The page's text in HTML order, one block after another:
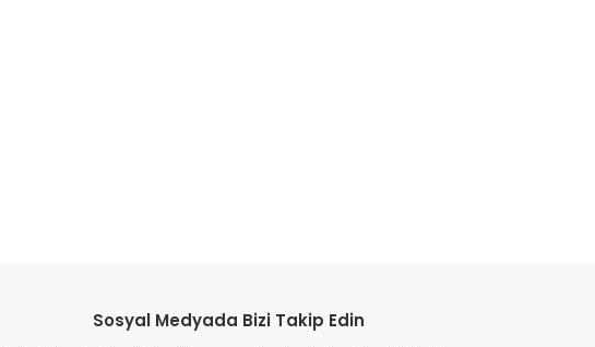
Sosyal Medyada Bizi Takip Edin